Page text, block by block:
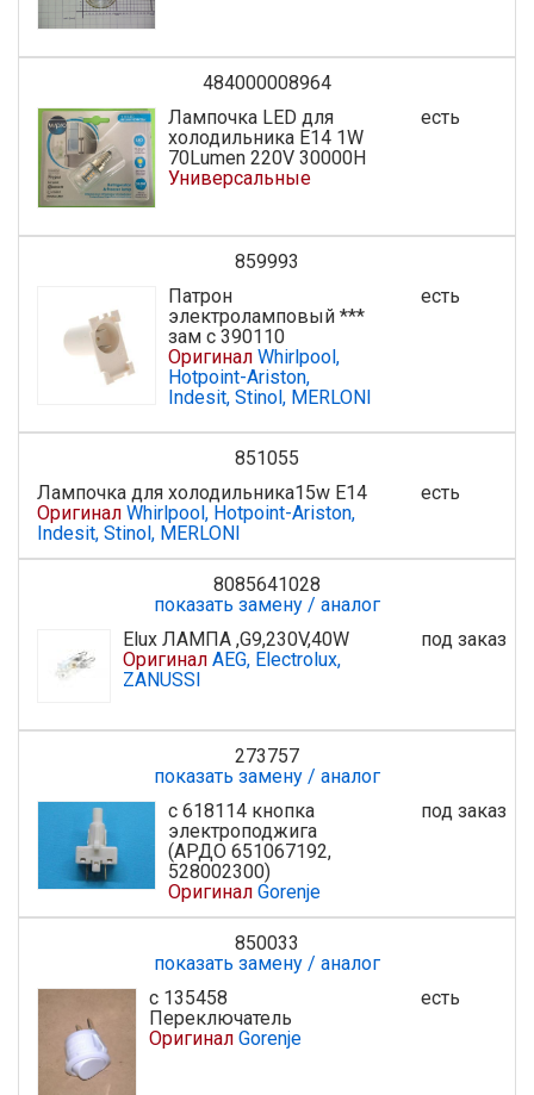
484000008964
Лампочка LED для
холодильника E14 1W
70Lumen 220V 30000H
Универсальные
есть
859993
Патрон
электроламповый ***
зам с 390110
Оригинал Whirlpool,
Hotpoint-Ariston,
Indesit, Stinol, MERLONI
есть
851055
Лампочка для холодильника15w E14
Оригинал Whirlpool, Hotpoint-Ariston,
Indesit, Stinol, MERLONI
есть
8085641028
показать замену / аналог
Elux ЛАМПА ,G9,230V,40W
Оригинал AEG, Electrolux,
ZANUSSI
под заказ
273757
показать замену / аналог
с 618114 кнопка
электроподжига
(АРДО 651067192,
528002300)
Оригинал Gorenje
под заказ
850033
показать замену / аналог
с 135458
Переключатель
Оригинал Gorenje
есть